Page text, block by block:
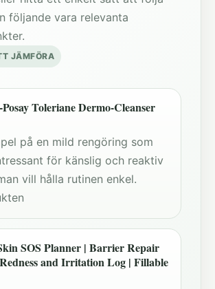
följande vara relevanta
JÄMFÖRA
Toleriane Dermo-Cleanser
på en mild rengöring som
för känslig och reaktiv
vill hålla rutinen enkel.
SOS Planner | Barrier Repair
and Irritation Log | Fillable